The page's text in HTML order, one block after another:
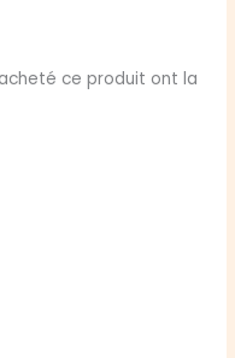
ce produit ont la